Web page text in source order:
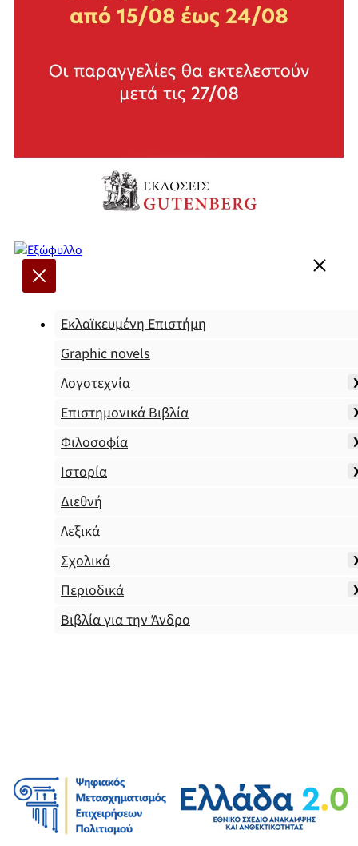
Εκλαϊκευμένη Επιστήμη
Graphic novels
Λογοτεχνία
Επιστημονικά Βιβλία
Φιλοσοφία
Ιστορία
Διεθνή
Λεξικά
Σχολικά
Περιοδικά
Βιβλία για την Άνδρο